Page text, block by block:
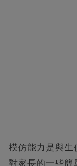
模仿能力是與生
對家長的一些簡